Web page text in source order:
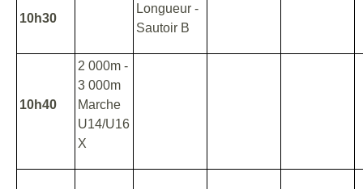
10h30
Longueur -
Sautoir B
10h40
2 000m -
3 000m
Marche
U14/U16
X